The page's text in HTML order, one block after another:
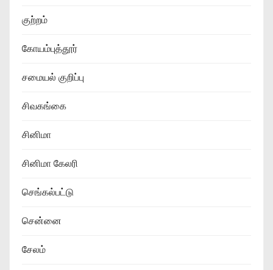
குற்றம்
கோயம்புத்தூர்
சமையல் குறிப்பு
சிவகங்கை
சினிமா
சினிமா கேலரி
செங்கல்பட்டு
சென்னை
சேலம்